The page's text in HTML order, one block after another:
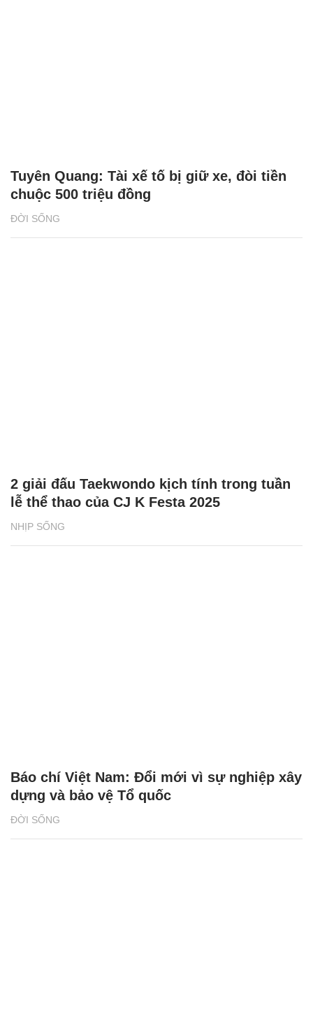
ĐỜI SỐNG
Tuyên Quang: Tài xế tố bị giữ xe, đòi tiền
chuộc 500 triệu đồng
NHỊP SỐNG
2 giải đấu Taekwondo kịch tính trong tuần
lễ thể thao của CJ K Festa 2025
ĐỜI SỐNG
Báo chí Việt Nam: Đổi mới vì sự nghiệp xây
dựng và bảo vệ Tổ quốc